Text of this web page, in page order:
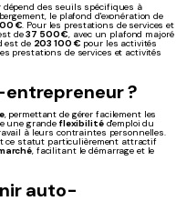
des seuils spécifiques à
le plafond d'exonération de
€. Pour les prestations de services et
de37 500 €, avec un plafond majoré
est de 203 100 € pour les activités
prestations de services et activités
?
, permettant de gérer facilement les
une grande flexibilitéd'emploi du
à leurs contraintes personnelles.
ce statut particulièrement attractif
, facilitant le démarrage et le
auto-